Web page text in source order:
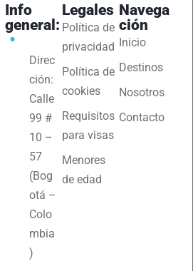
Navega
ción
Inicio
Destinos
Nosotros
Contacto
Legales
Política de
privacidad
Política de
cookies
Requisitos
para visas
Menores
de edad
Info
general:
Direc
ción:
Calle
99 #
10 –
57
(Bog
otá –
Colo
mbia
)